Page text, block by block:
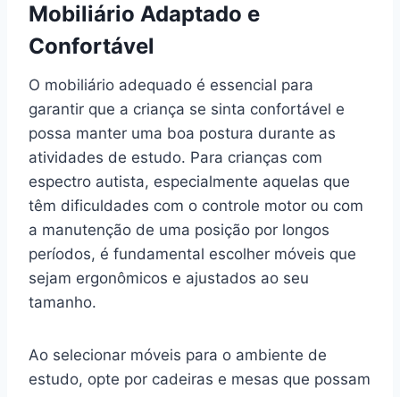
Mobiliário Adaptado e
Confortável
O mobiliário adequado é essencial para
garantir que a criança se sinta confortável e
possa manter uma boa postura durante as
atividades de estudo. Para crianças com
espectro autista, especialmente aquelas que
têm dificuldades com o controle motor ou com
a manutenção de uma posição por longos
períodos, é fundamental escolher móveis que
sejam ergonômicos e ajustados ao seu
tamanho.
Ao selecionar móveis para o ambiente de
estudo, opte por cadeiras e mesas que possam